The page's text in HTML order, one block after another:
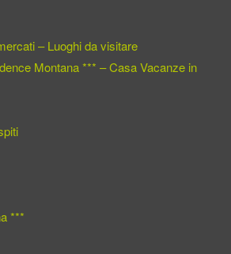
– Luoghi da visitare
Montana *** – Casa Vacanze in
***